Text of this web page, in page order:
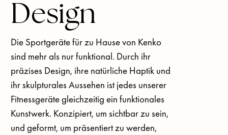
Design
Die Sportgeräte für zu Hause von Kenko
sind mehr als nur funktional. Durch ihr
präzises Design, ihre natürliche Haptik und
ihr skulpturales Aussehen ist jedes unserer
Fitnessgeräte gleichzeitig ein funktionales
Kunstwerk. Konzipiert, um sichtbar zu sein,
und geformt, um präsentiert zu werden,